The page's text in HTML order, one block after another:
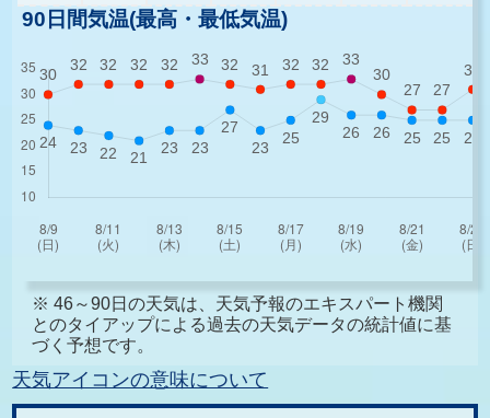
90日間気温(最高・最低気温)
※ 46～90日の天気は、天気予報のエキスパート機関
とのタイアップによる過去の天気データの統計値に基
づく予想です。
天気アイコンの意味について